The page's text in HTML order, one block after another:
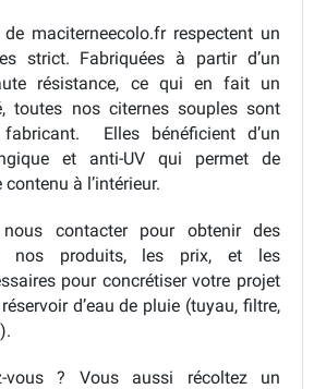
maciterneecolo.fr respectent un
strict. Fabriquées à partir d’un
résistance, ce qui en fait un
toutes nos citernes souples sont
Elles bénéficient d’un
et anti-UV qui permet de
à l’intérieur.
contacter pour obtenir des
nos produits, les prix, et les
pour concrétiser votre projet
d’eau de pluie (tuyau, filtre,
vous ? Vous aussi récoltez un